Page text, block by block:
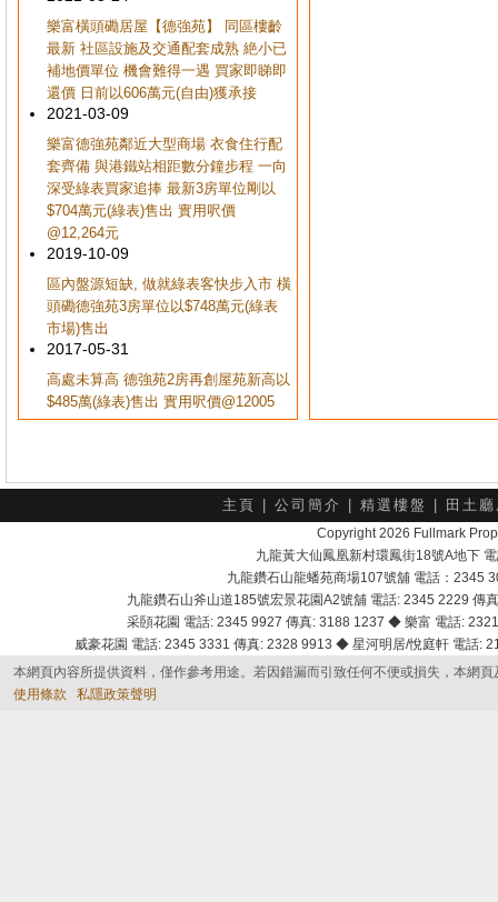
樂富橫頭磡居屋【德強苑】 同區樓齡
最新 社區設施及交通配套成熟 絶小已
補地價單位 機會難得一遇 買家即睇即
還價 日前以606萬元(自由)獲承接
2021-03-09
樂富德強苑鄰近大型商場 衣食住行配
套齊備 與港鐵站相距數分鐘步程 一向
深受綠表買家追捧 最新3房單位剛以
$704萬元(綠表)售出 實用呎價
@12,264元
2019-10-09
區內盤源短缺, 做就綠表客快步入市 橫
頭磡德強苑3房單位以$748萬元(綠表
市場)售出
2017-05-31
高處未算高 德強苑2房再創屋苑新高以
$485萬(綠表)售出 實用呎價@12005
主頁 公司簡介 精選樓盤 田土
Copyright 2026 Fullmark
九龍黃大仙鳳凰新村環鳳街18號A地下
九龍鑽石山龍蟠苑商場107號舖 電話：2345
九龍鑽石山斧山道185號宏景花園A2號舖 電話: 2345 2229
采頣花園 電話: 2345 9927 傳真: 3188 1237 ◆ 樂富 電話:
威豪花園 電話: 2345 3331 傳真: 2328 9913 ◆ 星河明居/悅庭軒 電話
本網頁內容所提供資料，僅作參考用途。若因錯漏而引致任何不便或損失，本網
使用條款
私隱政策聲明